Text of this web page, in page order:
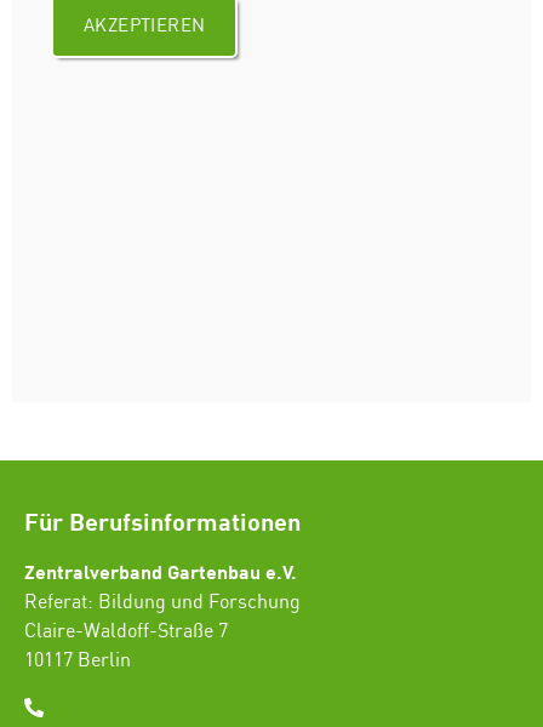
AKZEPTIEREN
Für Berufsinformationen
Zentralverband Gartenbau e.V.
Referat: Bildung und Forschung
Claire-Waldoff-Straße 7
10117 Berlin